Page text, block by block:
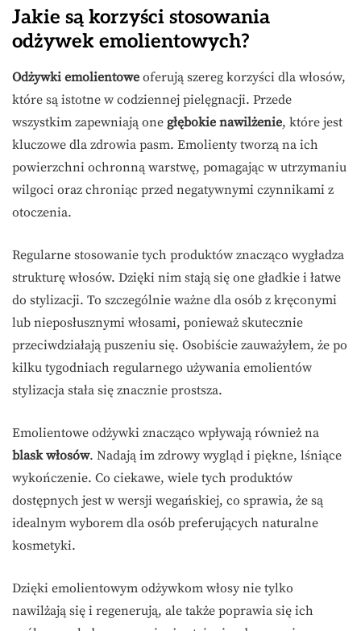
Jakie są korzyści stosowania
odżywek emolientowych?
Odżywki emolientowe oferują szereg korzyści dla włosów,
które są istotne w codziennej pielęgnacji. Przede
wszystkim zapewniają one głębokie nawilżenie, które jest
kluczowe dla zdrowia pasm. Emolienty tworzą na ich
powierzchni ochronną warstwę, pomagając w utrzymaniu
wilgoci oraz chroniąc przed negatywnymi czynnikami z
otoczenia.
Regularne stosowanie tych produktów znacząco wygładza
strukturę włosów. Dzięki nim stają się one gładkie i łatwe
do stylizacji. To szczególnie ważne dla osób z kręconymi
lub nieposłusznymi włosami, ponieważ skutecznie
przeciwdziałają puszeniu się. Osobiście zauważyłem, że po
kilku tygodniach regularnego używania emolientów
stylizacja stała się znacznie prostsza.
Emolientowe odżywki znacząco wpływają również na
blask włosów. Nadają im zdrowy wygląd i piękne, lśniące
wykończenie. Co ciekawe, wiele tych produktów
dostępnych jest w wersji wegańskiej, co sprawia, że są
idealnym wyborem dla osób preferujących naturalne
kosmetyki.
Dzięki emolientowym odżywkom włosy nie tylko
nawilżają się i regenerują, ale także poprawia się ich